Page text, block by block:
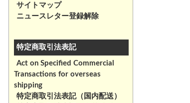
サイトマップ
ニュースレター登録解除
特定商取引法表記
Act on Specified Commercial
Transactions for overseas
shipping
特定商取引法表記（国内配送）